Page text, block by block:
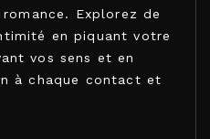
Explorez de
en piquant votre
vos sens et en
à chaque contact et